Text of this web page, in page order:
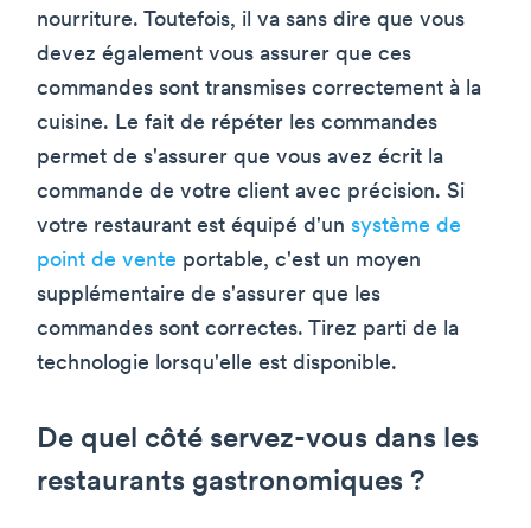
nourriture. Toutefois, il va sans dire que vous
devez également vous assurer que ces
commandes sont transmises correctement à la
cuisine. Le fait de répéter les commandes
permet de s'assurer que vous avez écrit la
commande de votre client avec précision. Si
votre restaurant est équipé d'un système de
point de vente portable, c'est un moyen
supplémentaire de s'assurer que les
commandes sont correctes. Tirez parti de la
technologie lorsqu'elle est disponible.
De quel côté servez-vous dans les
restaurants gastronomiques ?